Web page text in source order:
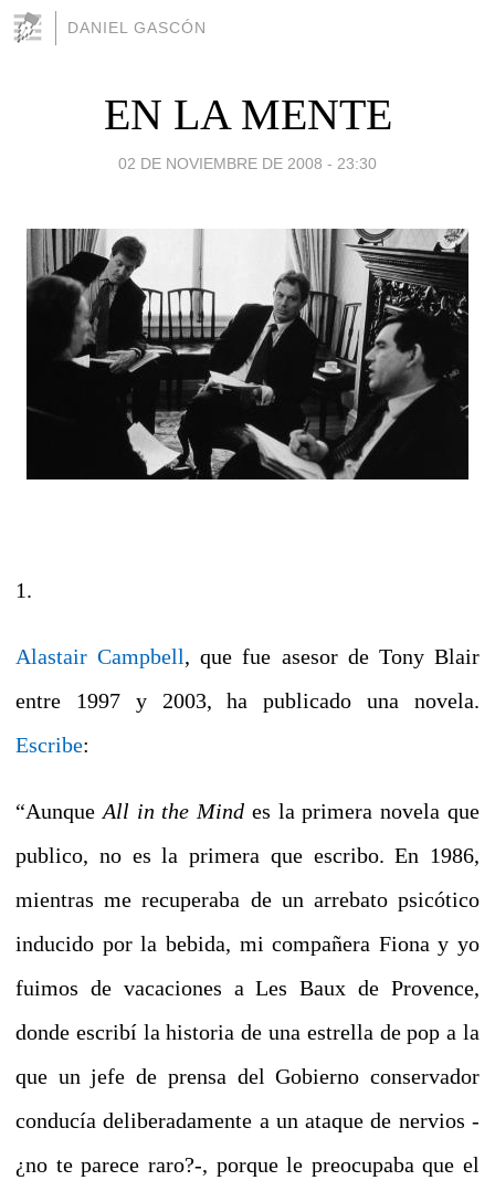
DANIEL GASCÓN
EN LA MENTE
02 DE NOVIEMBRE DE 2008 - 23:30
1.
Alastair Campbell, que fue asesor de Tony Blair
entre 1997 y 2003, ha publicado una novela.
Escribe:
“Aunque All in the Mind es la primera novela que
publico, no es la primera que escribo. En 1986,
mientras me recuperaba de un arrebato psicótico
inducido por la bebida, mi compañera Fiona y yo
fuimos de vacaciones a Les Baux de Provence,
donde escribí la historia de una estrella de pop a la
que un jefe de prensa del Gobierno conservador
conducía deliberadamente a un ataque de nervios -
¿no te parece raro?-, porque le preocupaba que el